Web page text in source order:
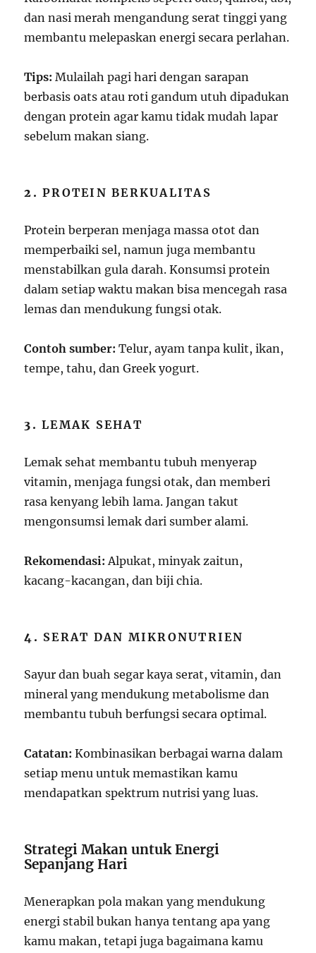
dan nasi merah mengandung serat tinggi yang
membantu melepaskan energi secara perlahan.
Tips: Mulailah pagi hari dengan sarapan
berbasis oats atau roti gandum utuh dipadukan
dengan protein agar kamu tidak mudah lapar
sebelum makan siang.
2.PROTEIN BERKUALITAS
Protein berperan menjaga massa otot dan
memperbaiki sel, namun juga membantu
menstabilkan gula darah. Konsumsi protein
dalam setiap waktu makan bisa mencegah rasa
lemas dan mendukung fungsi otak.
Contoh sumber: Telur, ayam tanpa kulit, ikan,
tempe, tahu, dan Greek yogurt.
3.LEMAK SEHAT
Lemak sehat membantu tubuh menyerap
vitamin, menjaga fungsi otak, dan memberi
rasa kenyang lebih lama. Jangan takut
mengonsumsi lemak dari sumber alami.
Rekomendasi: Alpukat, minyak zaitun,
kacang-kacangan, dan biji chia.
4. SERAT DAN MIKRONUTRIEN
Sayur dan buah segar kaya serat, vitamin, dan
mineral yang mendukung metabolisme dan
membantu tubuh berfungsi secara optimal.
Catatan: Kombinasikan berbagai warna dalam
setiap menu untuk memastikan kamu
mendapatkan spektrum nutrisi yang luas.
Strategi Makan untuk Energi
Sepanjang Hari
Menerapkan pola makan yang mendukung
energi stabil bukan hanya tentang apa yang
kamu makan, tetapi juga bagaimana kamu